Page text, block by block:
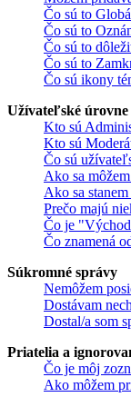
Čo sú to
Čo sú to
Čo sú to
Čo sú to
Čo sú ikony
Užívateľské
Kto sú
Kto sú
Čo sú
Ako sa
Ako sa
Prečo majú
Čo je
Čo znamená
Súkromné správy
Nemôžem
Dostávam
Dostal/a som
Priatelia a
Čo je môj
Ako môžem